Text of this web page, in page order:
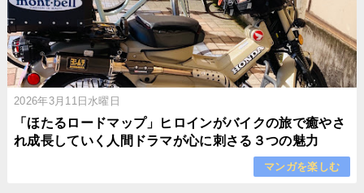
2026年3月11日水曜日
「ほたるロードマップ」ヒロインがバイクの旅で癒やさ
れ成長していく人間ドラマが心に刺さる３つの魅力
マンガを楽しむ